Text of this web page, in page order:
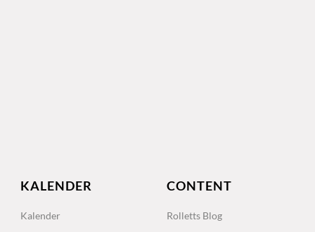
KALENDER
Kalender
CONTENT
Rolletts Blog